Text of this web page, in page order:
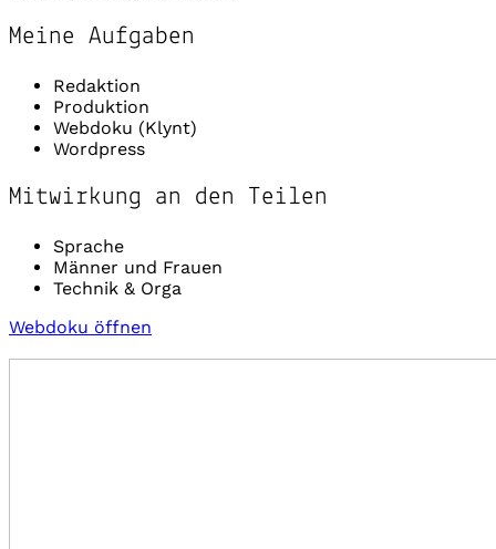
Meine Aufgaben
Redaktion
Produktion
Webdoku (Klynt)
Wordpress
Mitwirkung an den Teilen
Sprache
Männer und Frauen
Technik & Orga
Webdoku öffnen